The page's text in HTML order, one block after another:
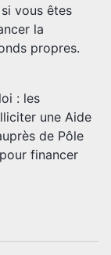
vous êtes
la
propres.
: les
une Aide
de Pôle
financer